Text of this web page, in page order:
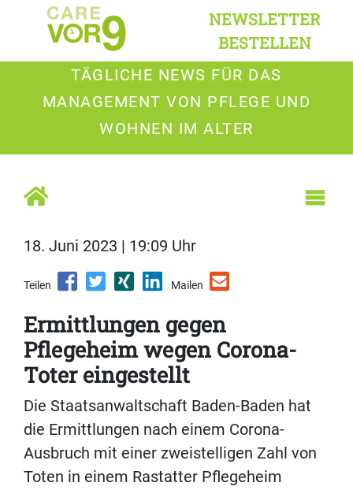
NEWSLETTER
BESTELLEN
TÄGLICHE NEWS FÜR DAS
MANAGEMENT VON PFLEGE UND
WOHNEN IM ALTER
18. Juni 2023 | 19:09 Uhr
Teilen Mailen
Ermittlungen gegen
Pflegeheim wegen Corona-
Toter eingestellt
Die Staatsanwaltschaft Baden-Baden hat
die Ermittlungen nach einem Corona-
Ausbruch mit einer zweistelligen Zahl von
Toten in einem Rastatter Pflegeheim